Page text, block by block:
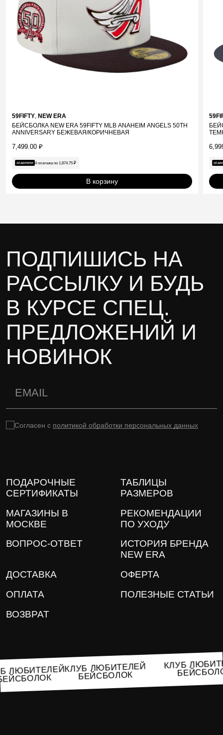
59FIFTY, NEW ERA
БЕЙСБОЛКА NEW ERA 59FIFTY MLB ANAHEIM ANGELS 50TH
ANNIVERSARY БЕЖЕВАЯ/КОРИЧНЕВАЯ
7,499.00 ₽
4 платежа по 1,874.75 ₽
В корзину
ПОДПИШИСЬ НА
РАССЫЛКУ И БУДЬ
В КУРСЕ СПЕЦ.
ПРЕДЛОЖЕНИЙ И
НОВИНОК
Согласен с политикой обработки персональных данных
ПОДАРОЧНЫЕ
СЕРТИФИКАТЫ
ТАБЛИЦЫ
РАЗМЕРОВ
МАГАЗИНЫ В
МОСКВЕ
РЕКОМЕНДАЦИИ
ПО УХОДУ
ВОПРОС-ОТВЕТ
ИСТОРИЯ БРЕНДА
NEW ERA
ДОСТАВКА
ОФЕРТА
ОПЛАТА
ПОЛЕЗНЫЕ СТАТЬИ
ВОЗВРАТ
ЛЮБИТЕЛЕЙ
БЕЙСБОЛОК
КЛУБ ЛЮБИТЕЛЕЙ
БЕЙСБОЛОК
КЛУБ